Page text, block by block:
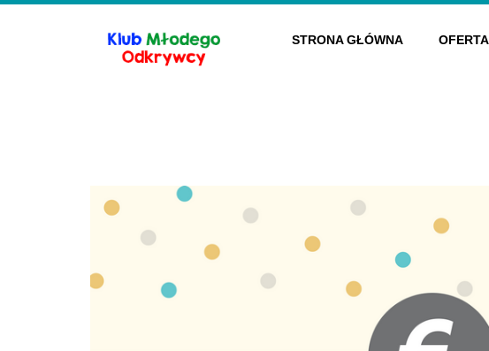
STRONA GŁÓWNA OFERTA